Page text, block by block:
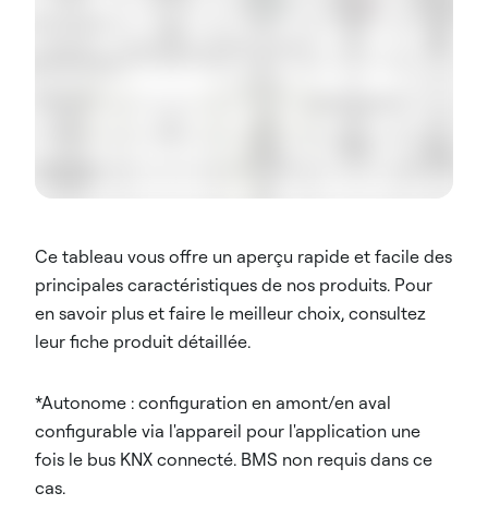
Ce tableau vous offre un aperçu rapide et facile des
principales caractéristiques de nos produits. Pour
en savoir plus et faire le meilleur choix, consultez
leur fiche produit détaillée.
*Autonome : configuration en amont/en aval
configurable via l'appareil pour l'application une
fois le bus KNX connecté. BMS non requis dans ce
cas.